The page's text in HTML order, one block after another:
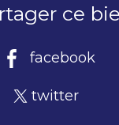
ce
facebook
twitter